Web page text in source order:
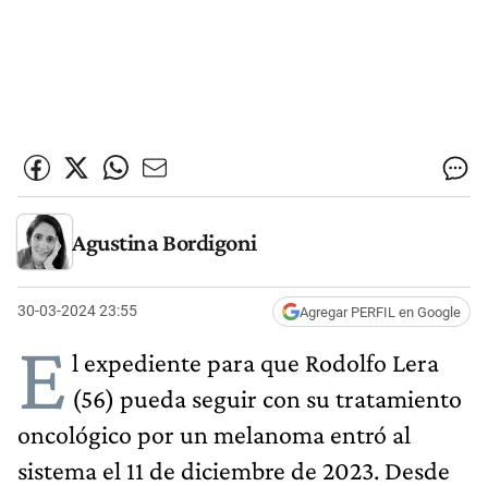
Agustina Bordigoni
30-03-2024 23:55 Agregar PERFIL en Google
E l expediente para que Rodolfo Lera
(56) pueda seguir con su tratamiento
oncológico por un melanoma entró al
sistema el 11 de diciembre de 2023. Desde